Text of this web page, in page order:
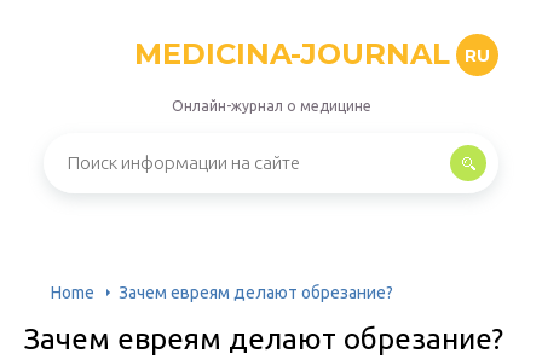
MEDICINA-JOURNAL RU
Онлайн-журнал о медицине
Home Зачем евреям делают обрезание?
Зачем евреям делают обрезание?